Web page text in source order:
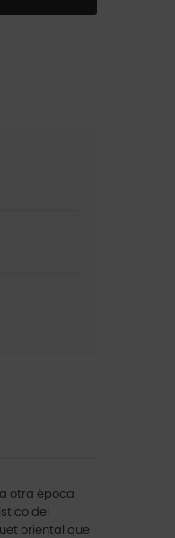
otra época
del
oriental que